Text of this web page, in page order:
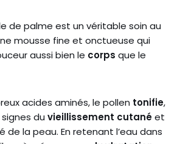
de palme est un véritable soin au
mousse fine et onctueuse qui
aussi bien le corps que le
acides aminés, le pollen tonifie,
du vieillissement cutanéet
de la peau. En retenant l’eau dans